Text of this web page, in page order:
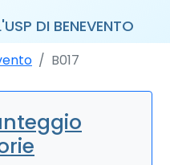
DI BENEVENTO
B017